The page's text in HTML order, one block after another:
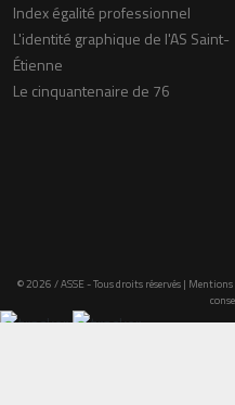
Index égalité professionnel
L'identité graphique de l'AS Saint-
Étienne
Le cinquantenaire de 76
© 2026 / ASSE - Tous droits réservés | Mentions